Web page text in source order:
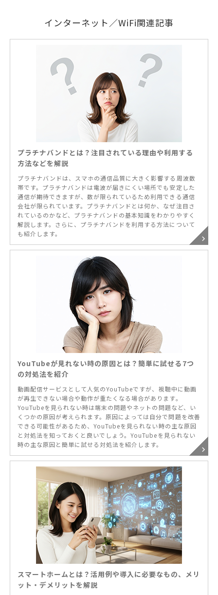
インターネット／WiFi関連記事
プラチナバンドとは？注目されている理由や利用する
方法などを解説
プラチナバンドは、スマホの通信品質に大きく影響する周波数
帯です。プラチナバンドは電波が届きにくい場所でも安定した
通信が期待できますが、数が限られているため利用できる通信
会社が限られています。プラチナバンドとは何か、なぜ注目さ
れているのかなど、プラチナバンドの基本知識をわかりやすく
解説します。さらに、プラチナバンドを利用する方法について
も紹介します。
YouTubeが見れない時の原因とは？簡単に試せる7つ
の対処法を紹介
動画配信サービスとして人気のYouTubeですが、視聴中に動画
が再生できない場合や動作が重たくなる場合があります。
YouTubeを見られない時は端末の問題やネットの問題など、い
くつかの原因が考えられます。原因によっては自分で問題を改善
できる可能性があるため、YouTubeを見られない時の主な原因
と対処法を知っておくと良いでしょう。YouTubeを見られない
時の主な原因と簡単に試せる対処法を紹介します。
スマートホームとは？活用例や導入に必要なもの、メリ
ット・デメリットを解説